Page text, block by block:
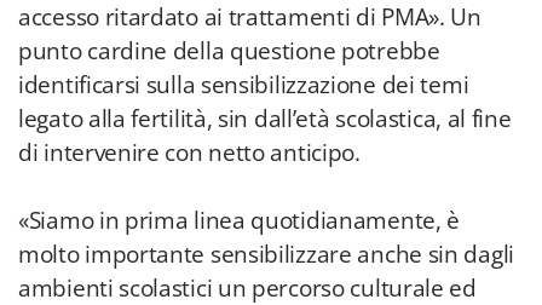
accesso ritardato ai trattamenti di PMA». Un
punto cardine della questione potrebbe
identificarsi sulla sensibilizzazione dei temi
legato alla fertilità, sin dall’età scolastica, al fine
di intervenire con netto anticipo.
«Siamo in prima linea quotidianamente, è
molto importante sensibilizzare anche sin dagli
ambienti scolastici un percorso culturale ed